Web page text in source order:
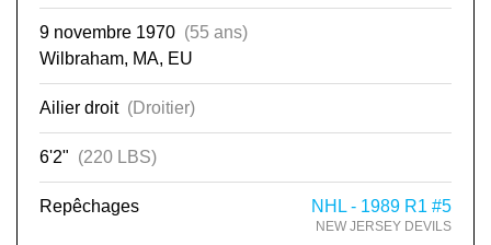
9 novembre 1970 (55 ans)
Wilbraham, MA, EU
Ailier droit (Droitier)
6'2" (220 LBS)
Repêchages NHL - 1989 R1 #5
NEW JERSEY DEVILS